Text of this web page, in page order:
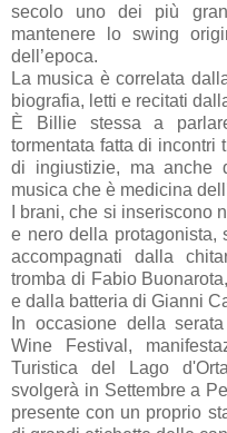
secolo uno dei più
mantenere lo swing
dell’epoca.
La musica è correlata
biografia, letti e recitati
È Billie stessa a
tormentata fatta di incontri
di ingiustizie, ma anche
musica che è medicina
I brani, che si inseriscono
e nero della protagonista,
accompagnati dalla
tromba di Fabio
e dalla batteria di Gianni
In occasione della
Wine Festival,
Turistica del Lago
svolgerà in Settembre a
presente con un proprio